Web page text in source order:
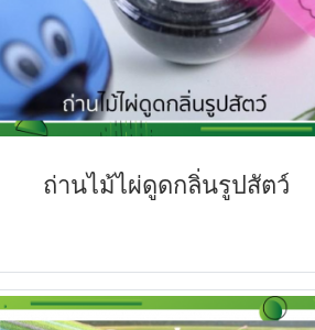
ถ่านไม้ไผ่ดูดกลิ่นรูปสัตว์